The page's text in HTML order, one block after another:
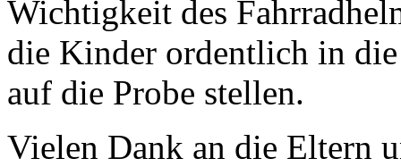
Wichtigkeit des
die Kinder ordentlich in
auf die Probe stellen.
Vielen Dank an die Eltern